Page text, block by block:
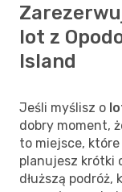
lot z
Island
Jeśli myślisz o
dobry moment,
to miejsce, które
planujesz krótki
dłuższą podróż,